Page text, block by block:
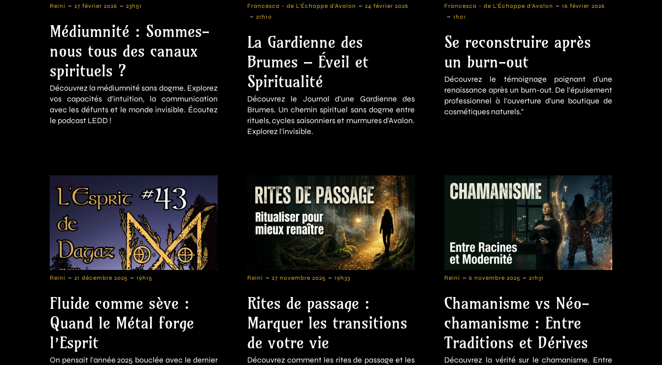
Reini - 27 février 2026 - 23h51
Médiumnité : Sommes-
nous tous des canaux
spirituels ?
Découvrez la médiumnité sans dogme. Explorez
vos capacités d'intuition, la communication
avec les défunts et le monde invisible. Écoutez
le podcast LEDD !
Francesca - de L'Échoppe d'Avalon - 24 février 2026
- 21h10
La Gardienne des
Brumes – Éveil et
Spiritualité
Découvrez le Journal d'une Gardienne des
Brumes. Un chemin spirituel sans dogme entre
rituels, cycles saisonniers et murmures d'Avalon.
Explorez l'invisible.
Francesca - de L'Échoppe d'Avalon - 16 février 2026
- 1h01
Se reconstruire après
un burn-out
Découvrez le témoignage poignant d'une
renaissance après un burn-out. De l'épuisement
professionnel à l'ouverture d'une boutique de
cosmétiques naturels."
Reini - 21 décembre 2025 - 19h15
Fluide comme sève :
Quand le Métal forge
l’Esprit
On pensait l'année 2025 bouclée avec le dernier
Reini - 27 novembre 2025 - 19h33
Rites de passage :
Marquer les transitions
de votre vie
Découvrez comment les rites de passage et les
Reini - 6 novembre 2025 - 21h31
Chamanisme vs Néo-
chamanisme : Entre
Traditions et Dérives
Découvrez la vérité sur le chamanisme. Entre